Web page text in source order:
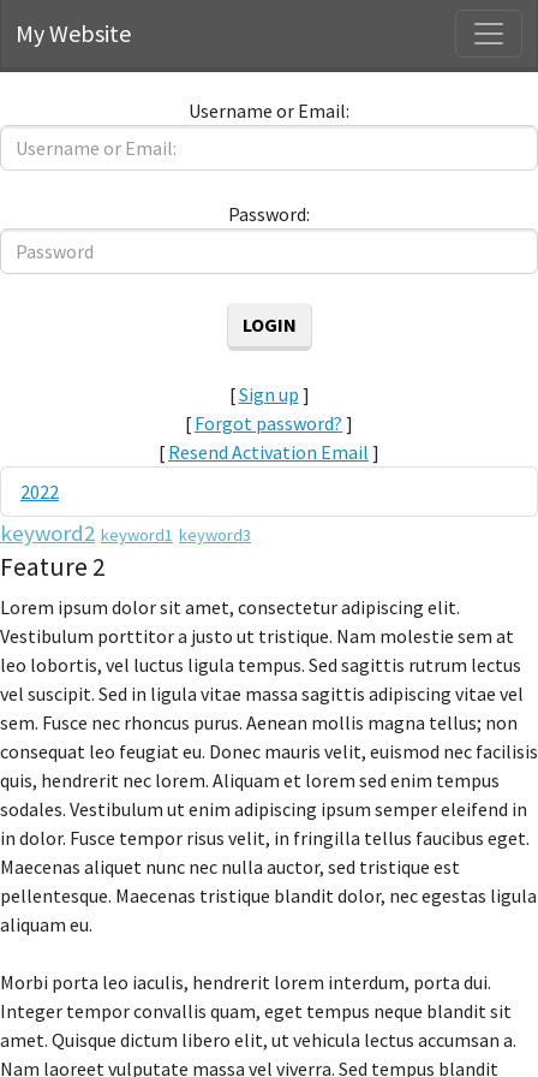
My Website
Username or Email:
or
Password:
[Sign up ]
[ Forgot password? ]
[ Resend Activation Email ]
2022
keyword2 keyword1 keyword3
Feature 2
Lorem ipsum dolor sit amet, consectetur adipiscing elit.
Vestibulum porttitor a justo ut tristique. Nam molestie sem at
leo lobortis, vel luctus ligula tempus. Sed sagittis rutrum lectus
vel suscipit. Sed in ligula vitae massa sagittis adipiscing vitae vel
sem. Fusce nec rhoncus purus. Aenean mollis magna tellus; non
consequat leo feugiat eu. Donec mauris velit, euismod nec facilisis
quis, hendrerit nec lorem. Aliquam et lorem sed enim tempus
sodales. Vestibulum ut enim adipiscing ipsum semper eleifend in
in dolor. Fusce tempor risus velit, in fringilla tellus faucibus eget.
Maecenas aliquet nunc nec nulla auctor, sed tristique est
pellentesque. Maecenas tristique blandit dolor, nec egestas ligula
aliquam eu.
Morbi porta leo iaculis, hendrerit lorem interdum, porta dui.
Integer tempor convallis quam, eget tempus neque blandit sit
amet. Quisque dictum libero elit, ut vehicula lectus accumsan a.
Nam laoreet vulputate massa vel viverra. Sed tempus blandit